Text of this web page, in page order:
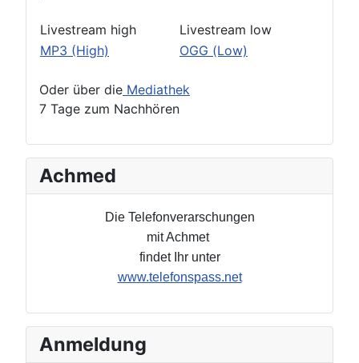
Livestream high
Livestream low
MP3 (High)
OGG (Low)
Oder über die Mediathek
7 Tage zum Nachhören
Achmed
Die Telefonverarschungen
mit Achmet
findet Ihr unter
www.telefonspass.net
Anmeldung